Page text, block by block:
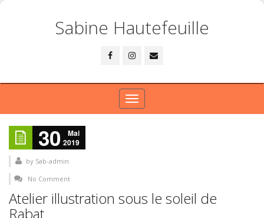
Sabine Hautefeuille
Toggle
navigation
30
Mai
2019
by Sab-admin
No Comment
Atelier illustration sous le soleil de
Rabat